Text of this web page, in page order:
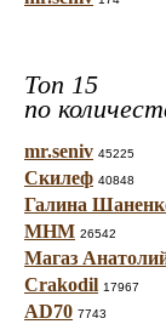
Топ 15
по
mr.seniv 45225
Скилеф 40848
Галина
МНМ 26542
Магаз
Crakodil 17967
AD70 7743